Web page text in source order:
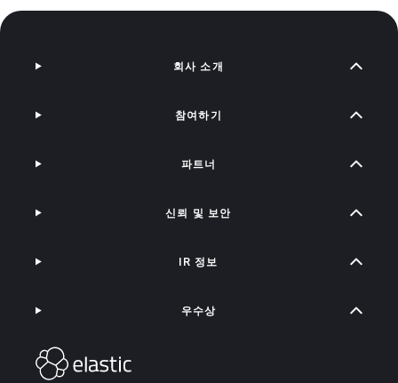
회사 소개
참여하기
파트너
신뢰 및 보안
IR 정보
우수상